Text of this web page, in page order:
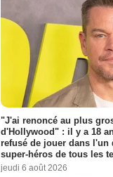
"J'ai renoncé au plus
d'Hollywood" : il y a 18
refusé de jouer dans
super-héros de tous les
jeudi 6 août 2026